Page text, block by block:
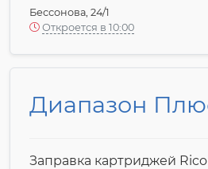
Бессонова, 24/1
Откроется в 10:00
Диапазон
Заправка картриджей